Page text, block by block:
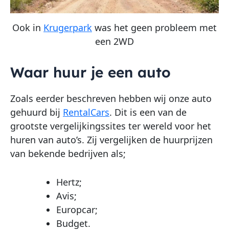
Ook in Krugerpark was het geen probleem met
een 2WD
Waar huur je een auto
Zoals eerder beschreven hebben wij onze auto
gehuurd bij RentalCars. Dit is een van de
grootste vergelijkingssites ter wereld voor het
huren van auto’s. Zij vergelijken de huurprijzen
van bekende bedrijven als;
Hertz;
Avis;
Europcar;
Budget.